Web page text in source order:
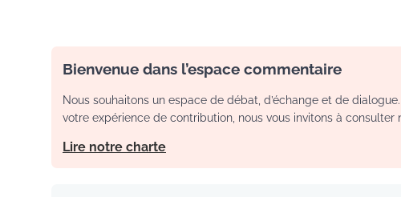
Bienvenue dans l’espace commentaire
Nous souhaitons un espace de débat, d’échange et de
votre expérience de contribution, nous vous invitons à consulter
Lire notre charte